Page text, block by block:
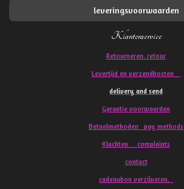
leveringsvoorwaarden
Klantenservice
Retourneren. retour
Levertijd en verzendkosten
delivery and send
Garantie voorwaarden
Betaalmethoden pay methods
Klachten complaints
contact
cadeaubon verzilveren.